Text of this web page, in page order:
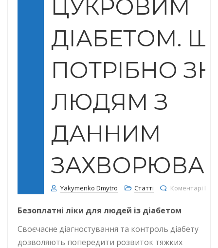
ЦУКРОВИМ
ДІАБЕТОМ.
ПОТРІБНО
ЛЮДЯМ З
ДАННИМ
Yakymenko Dmytro Статті Коментарі
Безоплатні ліки для людей із діабетом
Своєчасне діагностування та контроль діабету
дозволяють попередити розвиток тяжких